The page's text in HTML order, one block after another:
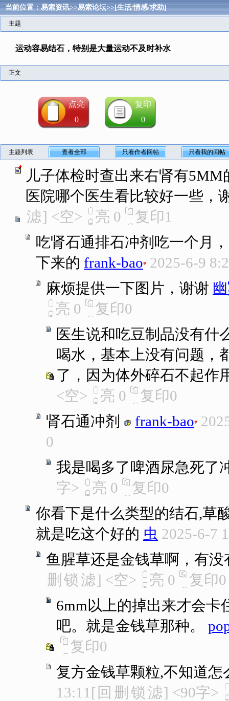
当前位置：易索资讯>>易索论坛>>[生活/情感/求助]
主题
运动容易结石，特别是大量运动不及时补水
正文
点亮
0
复印
0
主题列表 查看全部 只看作者回帖 只看我的回帖
儿子体检时查出来右肾有
医院哪个医生看比较好一些，
滤] <空> 亮 0 复印1
吃肾石通排石冲剂吃一个月
下来的 frank-bao 2025-6-9
麻烦提供一下图片，谢谢
亮 0 复印0
医生说和吃豆制品没有什
喝水，基本上没有问题，
了，因为体外碎石不起作
<空>
亮 0 复印0
肾石通冲剂
frank-bao
0
我是喝多了啤酒尿急死了
字>
亮 0 复印0
你看下是什么类型的结石,草
就是吃这个好的 虫 2025-6-7
鱼腥草还是金钱草啊，有没
删 锁 滤] <空> 亮 0 复印0
6mm以上的掉出来才会卡
吧。就是金钱草那种。
复印0
复方金钱草颗粒,不知道
13:11 [ 回 删 锁 滤] <90字>